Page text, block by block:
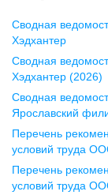
Воронеж
ул.
офис 1212
+7 473 280-05-05
pr@vrn.hh.ru
ул.
Сводная
Хэдхантер
Сводная
Хэдхантер (2026)
Сводная
Ярославский
Перечень
условий труда
Перечень
условий труда